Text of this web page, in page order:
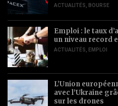
ACTUALITÉS BOURSE
Emploi : le taux
un niveau record
ACTUALITÉS EMPLOI
L’Union
avec l’Ukraine
sur les drones